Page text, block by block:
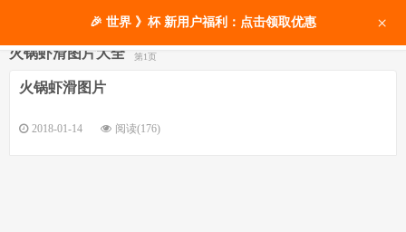
火锅虾滑图片大全 第1页
火锅虾滑图片
2018-01-14 阅读(176)
🎉 世界 》杯 新用户福利：点击领取优惠 ×